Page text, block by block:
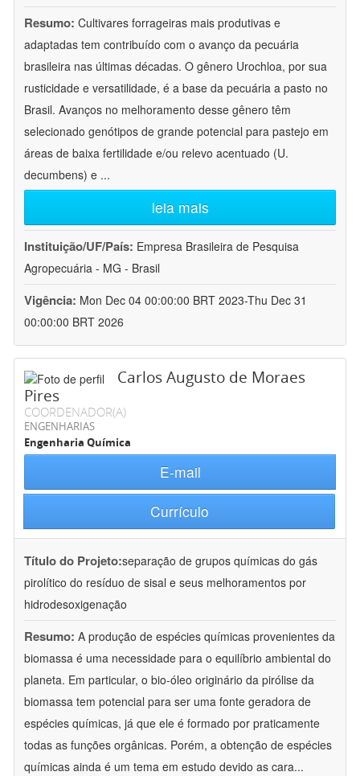
Resumo: Cultivares forrageiras mais produtivas e
adaptadas tem contribuído com o avanço da pecuária
brasileira nas últimas décadas. O gênero Urochloa, por sua
rusticidade e versatilidade, é a base da pecuária a pasto no
Brasil. Avanços no melhoramento desse gênero têm
selecionado genótipos de grande potencial para pastejo em
áreas de baixa fertilidade e/ou relevo acentuado (U.
decumbens) e ...
leia mais
Instituição/UF/País: Empresa Brasileira de Pesquisa
Agropecuária - MG - Brasil
Vigência: Mon Dec 04 00:00:00 BRT 2023-Thu Dec 31
00:00:00 BRT 2026
Carlos Augusto de Moraes
Pires
COORDENADOR(A)
ENGENHARIAS
Engenharia Química
E-mail
Currículo
Título do Projeto:separação de grupos químicas do gás
pirolítico do resíduo de sisal e seus melhoramentos por
hidrodesoxigenação
Resumo: A produção de espécies químicas provenientes da
biomassa é uma necessidade para o equilíbrio ambiental do
planeta. Em particular, o bio-óleo originário da pirólise da
biomassa tem potencial para ser uma fonte geradora de
espécies químicas, já que ele é formado por praticamente
todas as funções orgânicas. Porém, a obtenção de espécies
químicas ainda é um tema em estudo devido as cara...